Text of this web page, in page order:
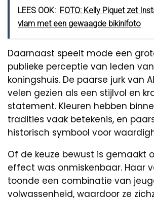
LEES OOK: FOTO: Kelly Piquet zet
vlam met een gewaagde bikinifoto
Daarnaast speelt mode een
publieke perceptie van leden
koningshuis. De paarse jurk van
velen gezien als een stijlvol en
statement. Kleuren hebben
tradities vaak betekenis, en
historisch symbool voor
Of de keuze bewust is gemaakt
effect was onmiskenbaar. Haar
toonde een combinatie van
volwassenheid, waardoor ze